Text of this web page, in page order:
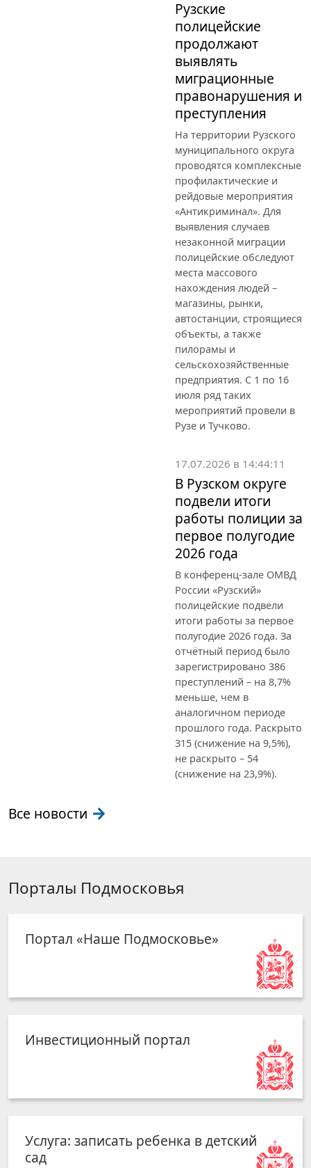
Рузские
полицейские
продолжают
выявлять
миграционные
правонарушения и
преступления
На территории Рузского
муниципального округа
проводятся комплексные
профилактические и
рейдовые мероприятия
«Антикриминал». Для
выявления случаев
незаконной миграции
полицейские обследуют
места массового
нахождения людей –
магазины, рынки,
автостанции, строящиеся
объекты, а также
пилорамы и
сельскохозяйственные
предприятия. С 1 по 16
июля ряд таких
мероприятий провели в
Рузе и Тучково.
17.07.2026 в 14:44:11
В Рузском округе
подвели итоги
работы полиции за
первое полугодие
2026 года
В конференц-зале ОМВД
России «Рузский»
полицейские подвели
итоги работы за первое
полугодие 2026 года. За
отчётный период было
зарегистрировано 386
преступлений – на 8,7%
меньше, чем в
аналогичном периоде
прошлого года. Раскрыто
315 (снижение на 9,5%),
не раскрыто – 54
(снижение на 23,9%).
Все новости
Порталы Подмосковья
Портал «Наше Подмосковье»
Инвестиционный портал
Услуга: записать ребенка в детский
сад